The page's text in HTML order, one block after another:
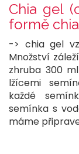
Chia gel
formě
-> chia gel
Množství
zhruba 300
lžícemi
každé
semínka s
máme